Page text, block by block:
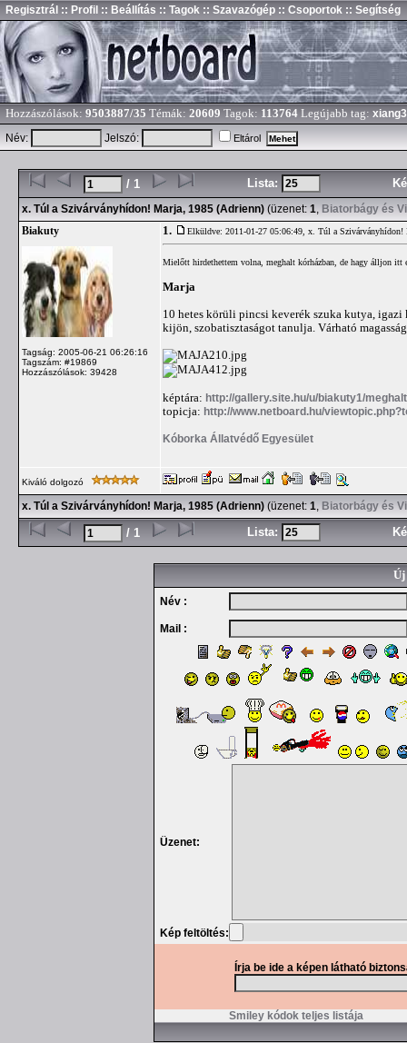
Regisztrál :: Profil :: Beállítás :: Tagok :: Szavazógép :: Csoportok :: Segítség
Hozzászólások: 9503887/35 Témák: 20609 Tagok: 113764 Legújabb tag:
Név:
Jelszó: Eltárol
/ 1 Lista:
x. Túl a Szivárványhídon! Marja, 1985 (Adrienn) (üzenet: 1, Biatorbágy és
Biakuty
Tagság: 2005-06-21 06:26:16
Tagszám: #19869
Hozzászólások: 39428
1. Elküldve: 2011-01-27 05:06:49, x. Túl a Szivárványhídon!
Mielőtt hirdethettem volna, meghalt kórházban, de hagy álljon itt
Marja
10 hetes körüli pincsi keverék szuka kutya,
kijön, szobatisztaságot tanulja. Várható
képtára: http://gallery.site.hu/u/biakuty1/
topicja: http://www.netboard.hu/
Kóborka Állatvédő Egyesület
Kiváló dolgozó
x. Túl a Szivárványhídon! Marja, 1985 (Adrienn) (üzenet: 1, Biatorbágy és
/ 1 Lista:
Új
Név :
Mail :
Üzenet:
Kép feltöltés:
Írja be ide a képen látható
Smiley kódok teljes listája